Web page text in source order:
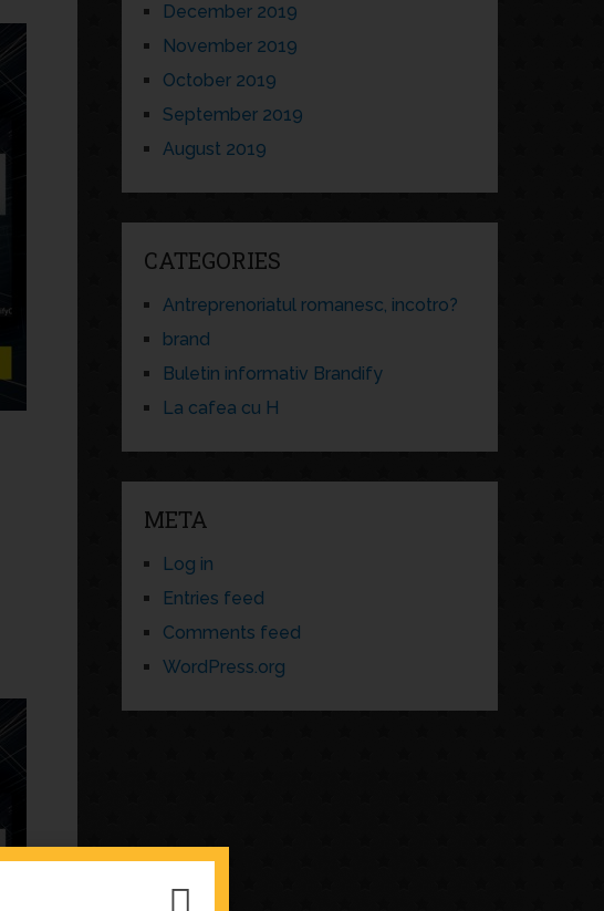
December 2019
November 2019
October 2019
September 2019
August 2019
CATEGORIES
Antreprenoriatul romanesc, incotro?
brand
Buletin informativ Brandify
La cafea cu H
META
Log in
Entries feed
Comments feed
WordPress.org